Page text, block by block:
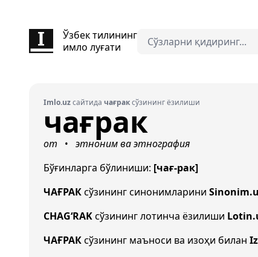
Ўзбек тилининг
имло луғати
Imlo.uzсайтида чағраксўзининг ёзилиши
чағрак
от •
этноним ва этнография
Бўғинларга бўлиниши: [чағ-рак]
ЧАҒРАКсўзининг синонимларини
CHAG‘RAKсўзининг лотинча ёзилиши
ЧАҒРАКсўзининг маъноси ва изоҳи билан